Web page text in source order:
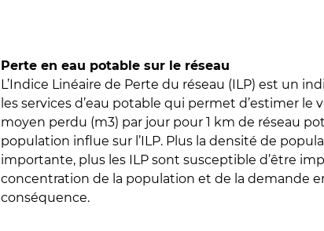
Perte en eau potable sur le réseau
L’Indice Linéaire de Perte du réseau (ILP) est un
les services d’eau potable qui permet d’estimer le
moyen perdu (m3) par jour pour 1 km de réseau
population influe sur l’ILP. Plus la densité de
importante, plus les ILP sont susceptible d’être
concentration de la population et de la demande
conséquence.